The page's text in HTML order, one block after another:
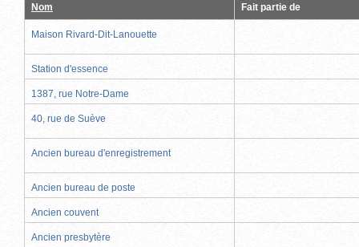
Nom Fait partie de
Maison Rivard-Dit-Lanouette
Station d'essence
1387, rue Notre-Dame
40, rue de Suève
Ancien bureau d'enregistrement
Ancien bureau de poste
Ancien couvent
Ancien presbytère